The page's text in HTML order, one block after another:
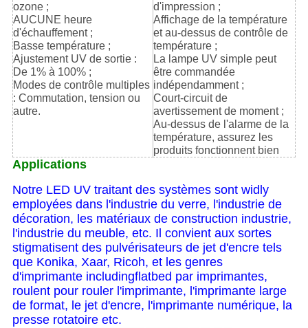
ozone ;
AUCUNE heure
d'échauffement ;
Basse température ;
Ajustement UV de sortie :
De 1% à 100% ;
Modes de contrôle multiples
: Commutation, tension ou
autre.
d'impression ;
Affichage de la température
et au-dessus de contrôle de
température ;
La lampe UV simple peut
être commandée
indépendamment ;
Court-circuit de
avertissement de moment ;
Au-dessus de l'alarme de la
température, assurez les
produits fonctionnent bien
Applications
Notre LED UV traitant des systèmes sont widly
employées dans l'industrie du verre, l'industrie de
décoration, les matériaux de construction industrie,
l'industrie du meuble, etc. Il convient aux sortes
stigmatisent des pulvérisateurs de jet d'encre tels
que Konika, Xaar, Ricoh, et les genres
d'imprimante includingflatbed par imprimantes,
roulent pour rouler l'imprimante, l'imprimante large
de format, le jet d'encre, l'imprimante numérique, la
presse rotatoire etc.